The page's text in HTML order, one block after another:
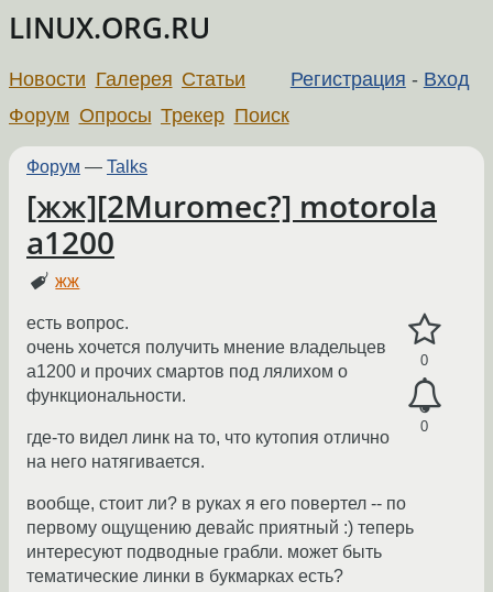
LINUX.ORG.RU
Регистрация - Вход
Новости Галерея Статьи
Форум Опросы Трекер Поиск
Форум — Talks
[жж][2Muromec?] motorola
a1200
жж
0
0
есть вопрос.
очень хочется получить мнение владельцев
a1200 и прочих смартов под лялихом о
функциональности.
где-то видел линк на то, что кутопия отлично
на него натягивается.
вообще, стоит ли? в руках я его повертел -- по
первому ощущению девайс приятный :) теперь
интересуют подводные грабли. может быть
тематические линки в букмарках есть?